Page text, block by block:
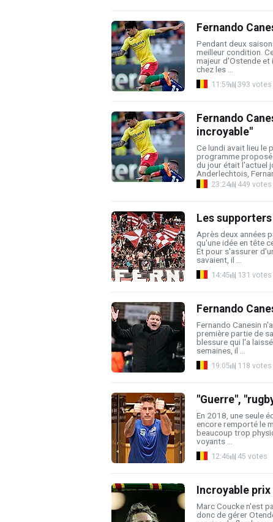
Fernando
Pendant deux
meilleur condition.
majeur d'Ostende et
chez les ...
11:59 393 votes
Fernando
incroyable"
Ce lundi avait lieu le
programme
du jour était l'actuel
Anderlechtois,
23:24 449 votes
Les
Après deux années
qu'une idée en tête
Et pour s'assurer
savaient, il ...
14:45 131 votes
Fernando
Fernando Canesin
première partie de
blessure qui l'a
semaines, il ...
19:05 118 votes
"Guerre",
En 2018, une seule
encore remporté le
beaucoup trop
voyants ...
12:46 45 votes
Incroyable prix
Marc Coucke n'est
donc de gérer